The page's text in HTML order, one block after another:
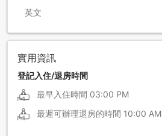
英文
實用資訊
登記入住/退房時間
最早入住時間 03:00 PM
最遲可辦理退房的時間 10:00 AM